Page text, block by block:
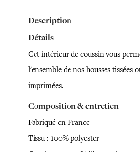
Description
Détails
Cet intérieur de coussin vous
l'ensemble de nos housses tissées
imprimées.
Composition & entretien
Fabriqué en France
Tissu : 100% polyester